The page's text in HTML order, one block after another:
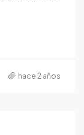
hace 2 años